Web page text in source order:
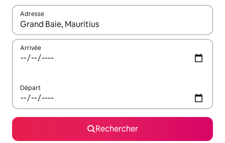
Adresse
Lorsque les résultats s'affichent, utilisez les flèches vers le
Arrivée
Départ
Rechercher